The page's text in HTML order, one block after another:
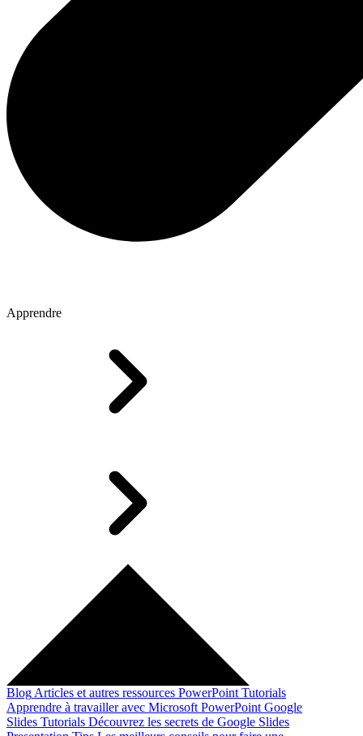
Apprendre
Blog Articles et autres ressources PowerPoint Tutorials
Apprendre à travailler avec Microsoft PowerPoint Google
Slides Tutorials Découvrez les secrets de Google Slides